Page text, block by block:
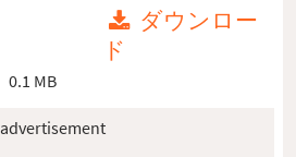
ダウンロー
ド
0.1 MB
advertisement